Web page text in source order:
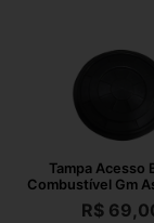
Tampa Acesso
Combustível Gm
R$